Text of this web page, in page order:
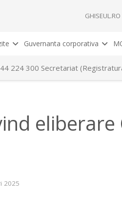
GHISEUL.RO
Guvernanta corporativa
224 300 Secretariat
eliberare
2025